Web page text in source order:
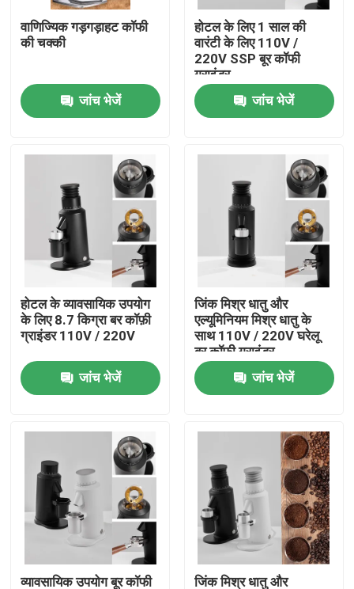
वीआर दिखाएँ
कारखाना भ्रमण
गुणवत्ता नियंत्रण
संपर्क करें
मामलों
कॉफी बीन ग्राइंडर
गड़गड़ाहट कॉफी की चक्की
वाणिज्यिक गड़गड़ाहट कॉफी
की चक्की
जांच भेजें
होटल के लिए 1 साल की
वारंटी के लिए 110V /
220V SSP बूर कॉफी
ग्राइंडर
जांच भेजें
होटल के व्यावसायिक उपयोग
के लिए 8.7 किग्रा बर कॉफ़ी
ग्राइंडर 110V / 220V
जांच भेजें
जिंक मिश्र धातु और
एल्यूमिनियम मिश्र धातु के
साथ 110V / 220V घरेलू
बूर कॉफी ग्राइंडर
जांच भेजें
व्यावसायिक उपयोग बूर कॉफी जिंक मिश्र धातु और